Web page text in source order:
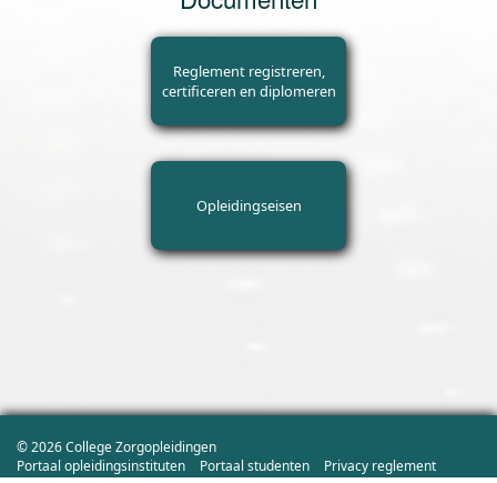
Reglement registreren,
certificeren en diplomeren
Opleidingseisen
©2026 College Zorgopleidingen
Portaal opleidingsinstituten
Portaal studenten
Privacy reglement